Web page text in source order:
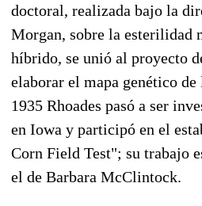
doctoral, realizada bajo la
Morgan, sobre la esterilidad
híbrido, se unió al proyecto
elaborar el mapa genético
1935 Rhoades pasó a ser
en Iowa y participó en el
Corn Field Test"; su trabajo
el de Barbara McClintock.